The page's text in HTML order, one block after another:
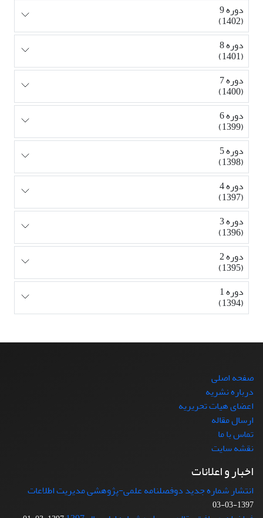
دوره 9
(1402)
دوره 8
(1401)
دوره 7
(1400)
دوره 6
(1399)
دوره 5
(1398)
دوره 4
(1397)
دوره 3
(1396)
دوره 2
(1395)
دوره 1
(1394)
صفحه اصلی
درباره نشریه
اعضای هیات تحریریه
ارسال مقاله
تماس با ما
نقشه سایت
اخبار و اعلانات
انتشار شماره جدید دوفصلنامه علمی-پژوهشی مدیریت اطلاعات
1397-03-03